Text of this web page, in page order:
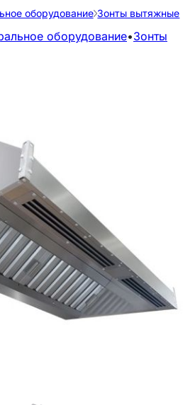
оборудование Зонты вытяжные
оборудование•Зонты